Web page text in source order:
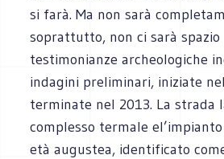
si farà. Ma non sarà
soprattutto, non ci sarà spazio
testimonianze archeologiche
indagini preliminari, iniziate
terminate nel 2013. La strada
complesso termale
età augustea, identificato